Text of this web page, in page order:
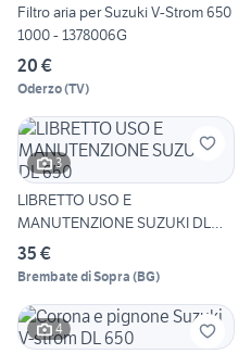
Filtro aria per Suzuki V-Strom 650
1000 - 1378006G
20 €
Oderzo(TV)
3
LIBRETTO USO E
MANUTENZIONE SUZUKI DL
650
35 €
Brembate di Sopra (BG)
4